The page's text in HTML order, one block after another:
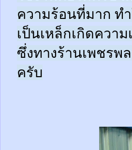
ความร้อนที่มาก ท
เป็นเหล็กเกิดควา
ซึ่งทางร้านเพชรพ
ครับ